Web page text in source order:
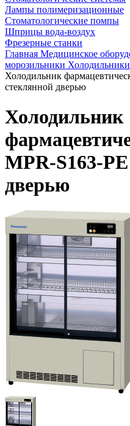
Лампы полимеризационные
Стоматологические помпы
Шприцы вода-воздух
Фрезерные станки
Главная Медицинское
морозильники
Холодильник
стеклянной дверью
Холодильник
MPR-S163-
дверью